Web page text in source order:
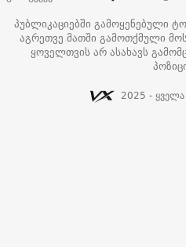
პუბლიკაციებში გამოყენებული
აგრეთვე მათში გამოთქმული
ყოველთვის არ ასახავს
2025 -